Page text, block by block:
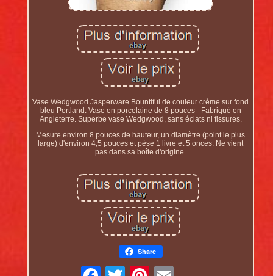
Vase Wedgwood Jasperware Bountiful de couleur crème sur fond
bleu Portland. Vase en porcelaine de 8 pouces - Fabriqué en
Angleterre. Superbe vase Wedgwood, sans éclats ni fissures.
Mesure environ 8 pouces de hauteur, un diamètre (point le plus
large) d'environ 4,5 pouces et pèse 1 livre et 5 onces. Ne vient
pas dans sa boîte d'origine.
Share